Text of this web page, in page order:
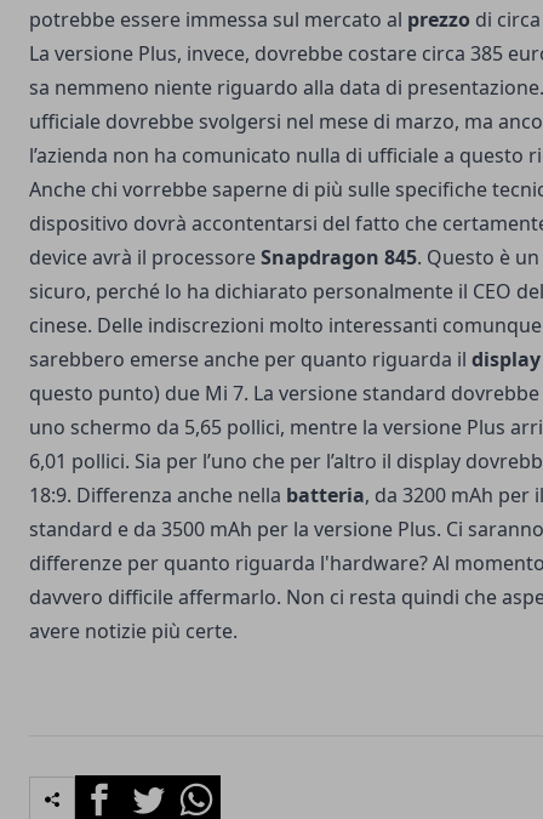
potrebbe essere immessa sul mercato al prezzo di
La versione Plus, invece, dovrebbe costare circa 385
sa nemmeno niente riguardo alla data di
ufficiale dovrebbe svolgersi nel mese di marzo, ma
l’azienda non ha comunicato nulla di ufficiale a questo
Anche chi vorrebbe saperne di più sulle specifiche
dispositivo dovrà accontentarsi del fatto che
device avrà il processoreSnapdragon 845. Questo è
sicuro, perché lo ha dichiarato personalmente il CEO
cinese. Delle indiscrezioni molto interessanti comunque
sarebbero emerse anche per quanto riguarda il display
questo punto) due Mi 7. La versione standard
uno schermo da 5,65 pollici, mentre la versione Plus
6,01 pollici. Sia per l’uno che per l’altro il display
18:9. Differenza anche nella batteria, da 3200 mAh per
standard e da 3500 mAh per la versione Plus. Ci
differenze per quanto riguarda l'hardware? Al
davvero difficile affermarlo. Non ci resta quindi che
avere notizie più certe.
FacebookTwitterWhatsapp